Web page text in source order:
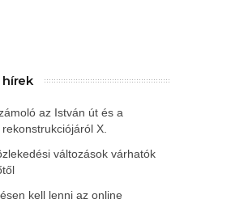
hírek
az István út és a
X.
változások várhatók
kell lenni az online